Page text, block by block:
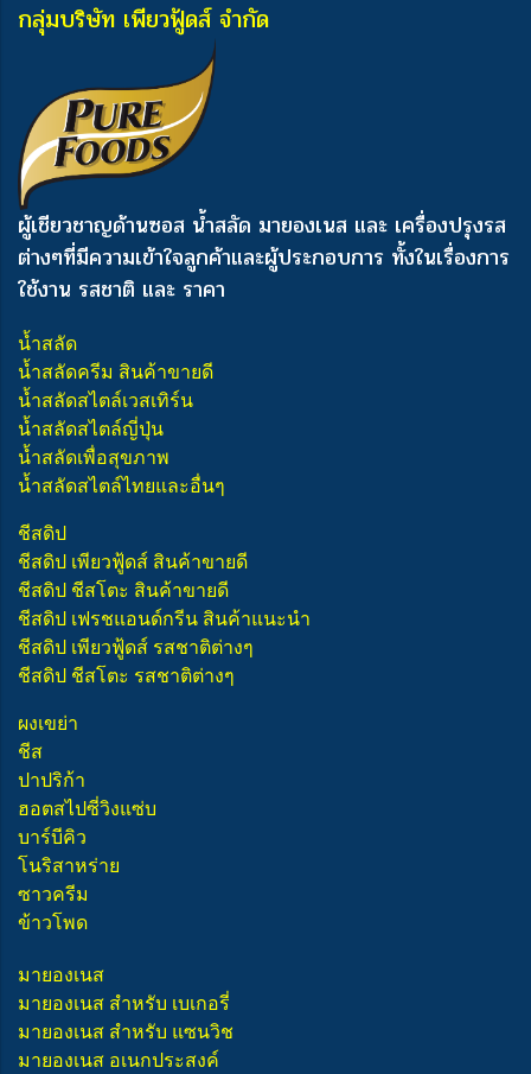
กลุ่มบริษัท เพียวฟู้ดส์ จำกัด
ผู้เชียวชาญด้านซอส น้ำสลัด มายองเนส และ เครื่องปรุงรส
ต่างๆที่มีความเข้าใจลูกค้าและผู้ประกอบการ ทั้งในเรื่องการ
ใช้งาน รสชาติ และ ราคา
น้ำสลัด
น้ำสลัดครีม สินค้าขายดี
น้ำสลัดสไตล์เวสเทิร์น
น้ำสลัดสไตล์ญี่ปุ่น
น้ำสลัดเพื่อสุขภาพ
น้ำสลัดสไตล์ไทยและอื่นๆ
ชีสดิป
ชีสดิป เพียวฟู้ดส์ สินค้าขายดี
ชีสดิป ชีสโตะ สินค้าขายดี
ชีสดิป เฟรชแอนด์กรีน สินค้าแนะนำ
ชีสดิป เพียวฟู้ดส์ รสชาติต่างๆ
ชีสดิป ชีสโตะ รสชาติต่างๆ
ผงเขย่า
ชีส
ปาปริก้า
ฮอตสไปซี่วิงแซ่บ
บาร์บีคิว
โนริสาหร่าย
ซาวครีม
ข้าวโพด
มายองเนส
มายองเนส สำหรับ เบเกอรี่
มายองเนส สำหรับ แซนวิช
มายองเนส อเนกประสงค์